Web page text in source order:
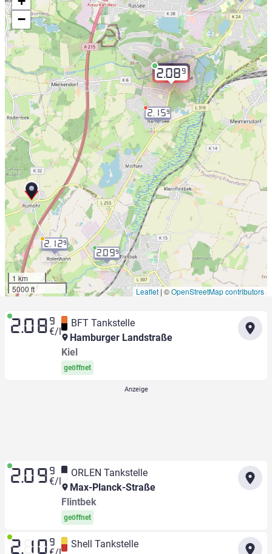
2.089
2.159
2.129
2.099
−
1 km
5000 ft
Leaflet | ©OpenStreetMap contributors
2.08 9
€/l
BFT Tankstelle
Hamburger Landstraße
Kiel
geöffnet
2.09 9
€/l
ORLEN Tankstelle
Max-Planck-Straße
Flintbek
geöffnet
2.10 9
Shell Tankstelle